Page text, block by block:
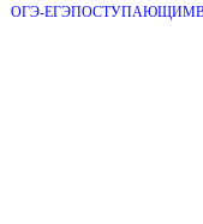
ОГЭ-ЕГЭПОСТУПАЮЩИМ